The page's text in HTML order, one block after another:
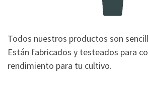
Todos nuestros productos son
Están fabricados y testeados para
rendimiento para tu cultivo.